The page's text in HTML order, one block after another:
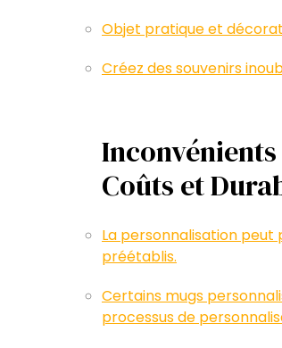
Objet pratique et
Créez des souvenirs
Coûts et
La personnalisation peut
préétablis.
Certains mugs
processus de